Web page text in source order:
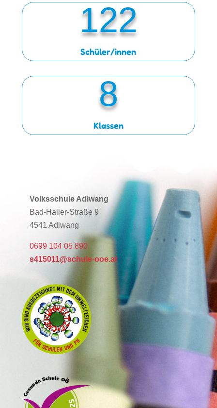
122
Schüler/innen
8
Klassen
Volksschule Adlwang
Bad-Haller-Straße 9
4541 Adlwang
0699 104 05 890
s415011@schule-ooe.at